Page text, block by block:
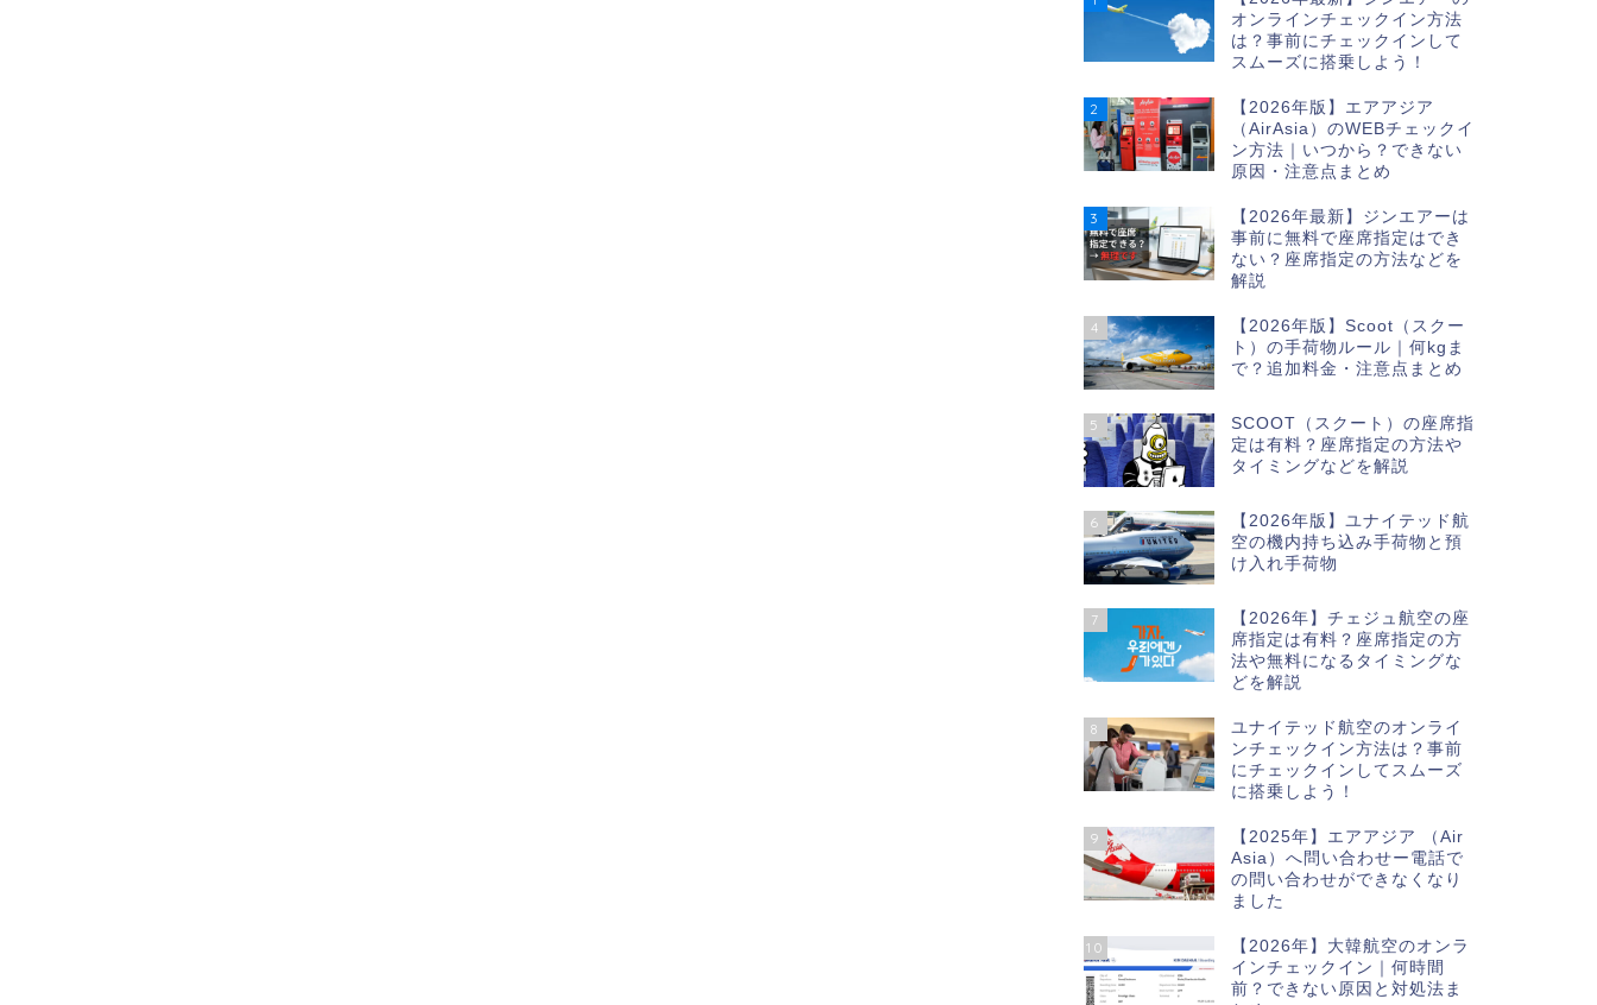
オンラインチェックイン方法
は？事前にチェックインして
スムーズに搭乗しよう！
2
【2026年版】エアアジア
（AirAsia）のWEBチェックイ
ン方法｜いつから？できない
原因・注意点まとめ
3
【2026年最新】ジンエアーは
事前に無料で座席指定はでき
ない？座席指定の方法などを
解説
4
【2026年版】Scoot（スクー
ト）の手荷物ルール｜何kgま
で？追加料金・注意点まとめ
5
SCOOT（スクート）の座席指
定は有料？座席指定の方法や
タイミングなどを解説
6
【2026年版】ユナイテッド航
空の機内持ち込み手荷物と預
け入れ手荷物
7
【2026年】チェジュ航空の座
席指定は有料？座席指定の方
法や無料になるタイミングな
どを解説
8
ユナイテッド航空のオンライ
ンチェックイン方法は？事前
にチェックインしてスムーズ
に搭乗しよう！
9
【2025年】エアアジア （Air
Asia）へ問い合わせー電話で
の問い合わせができなくなり
ました
10
【2026年】大韓航空のオンラ
インチェックイン｜何時間
前？できない原因と対処法ま